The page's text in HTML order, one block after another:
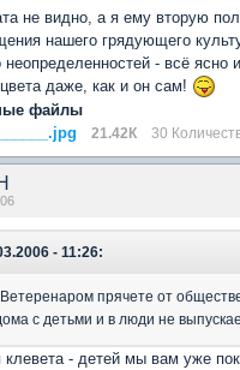
не видно, а я ему вторую
нашего грядующего
- всё ясно
даже, как и он сам!
файлы
21.42К 30
- 11:26:
прячете от
с детьми и в люди не
клевета - детей мы вам уже